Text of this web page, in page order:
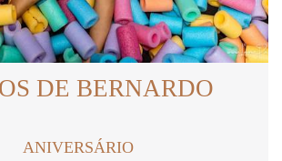
DE BERNARDO
ANIVERSÁRIO